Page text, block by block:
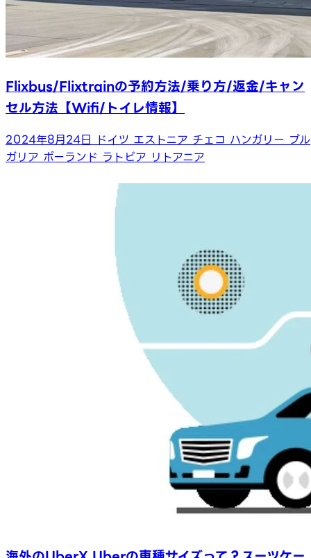
Flixbus/Flixtrainの予約方法/乗り方/返金/キャン
セル方法【Wifi/トイレ情報】
2024年8月24日 ドイツ エストニア チェコ ハンガリー ブル
ガリア ポーランド ラトビア リトアニア